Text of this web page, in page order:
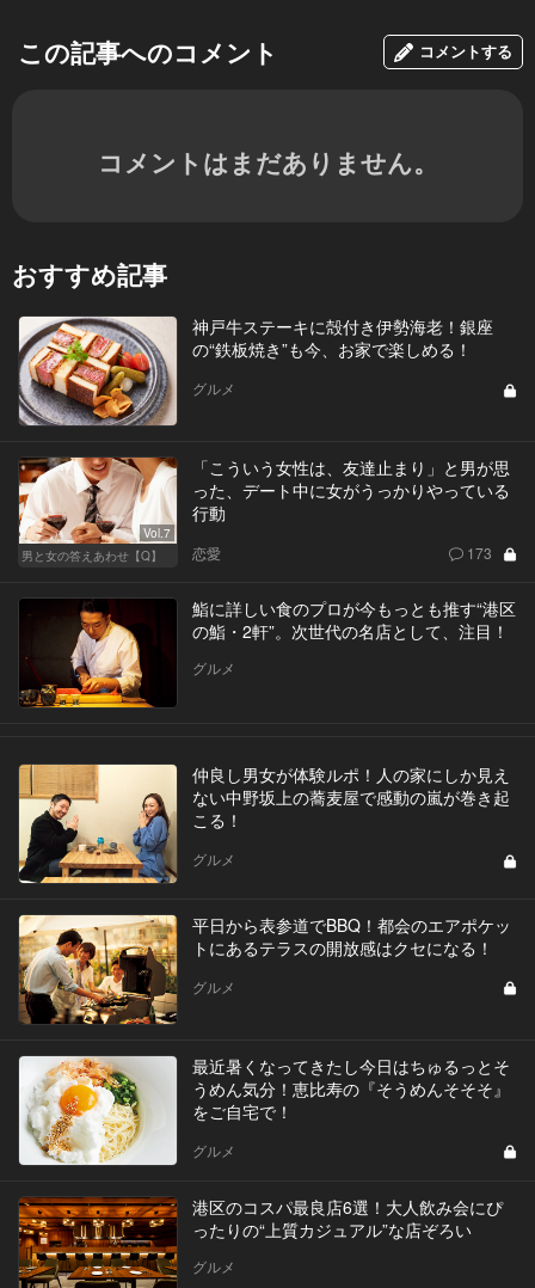
この記事へのコメント コメントする
コメントはまだありません。
おすすめ記事
神戸牛ステーキに殻付き伊勢海老！銀座
の“鉄板焼き”も今、お家で楽しめる！
グルメ
Vol.7
男と女の答えあわせ【Q】
「こういう女性は、友達止まり」と男が思
った、デート中に女がうっかりやっている
行動
恋愛 173
鮨に詳しい食のプロが今もっとも推す“港区
の鮨・2軒”。次世代の名店として、注目！
グルメ
仲良し男女が体験ルポ！人の家にしか見え
ない中野坂上の蕎麦屋で感動の嵐が巻き起
こる！
グルメ
平日から表参道でBBQ！都会のエアポケッ
トにあるテラスの開放感はクセになる！
グルメ
最近暑くなってきたし今日はちゅるっとそ
うめん気分！恵比寿の『そうめんそそそ』
をご自宅で！
グルメ
港区のコスパ最良店6選！大人飲み会にぴ
ったりの“上質カジュアル”な店ぞろい
グルメ